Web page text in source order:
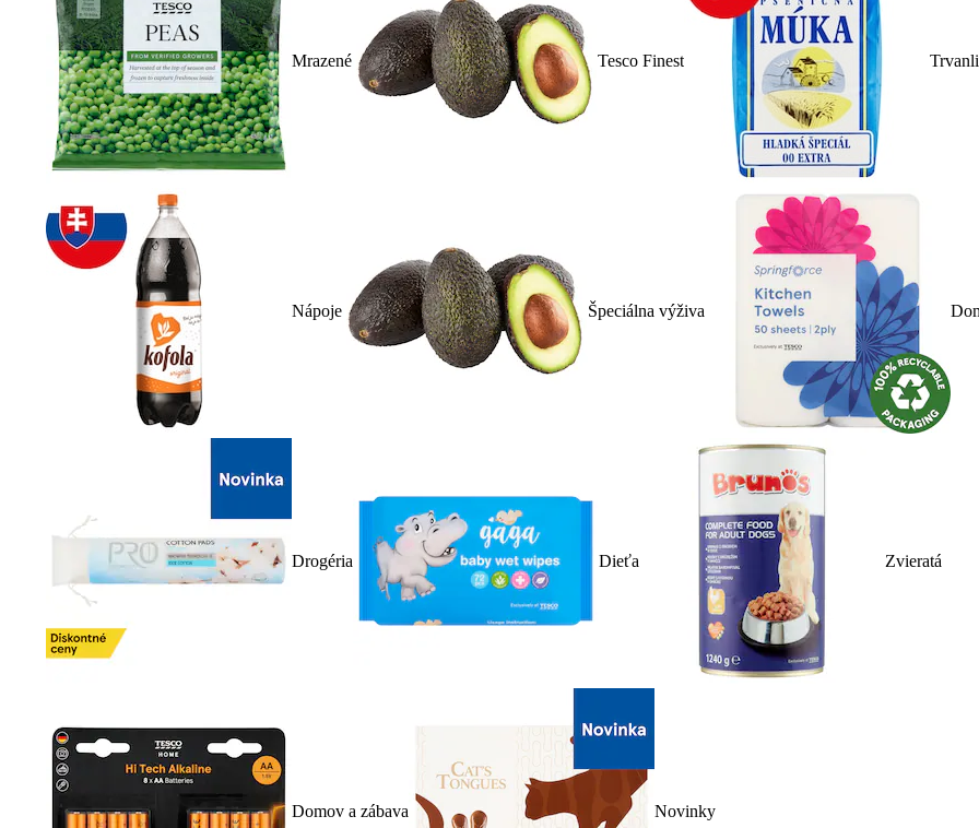
Mrazené Tesco Finest
Nápoje Špeciálna výživa
Drogéria Dieťa Zvieratá
Domov a zábava Novinky